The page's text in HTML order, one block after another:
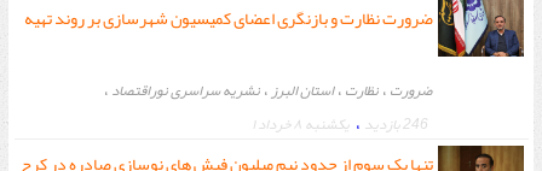
ضرورت نظارت و بازنگری اعضای کمیسیون شهرسازی بر روند تهیه
ضرورت،نظارت،استان البرز،نشریه سراسری نوراقتصاد،
246 بازدید ، يكشنبه ۸ خرداد ۱
تنها یک سوم از حدود نیم میلیون فیش های نوسازی صادره در کرج